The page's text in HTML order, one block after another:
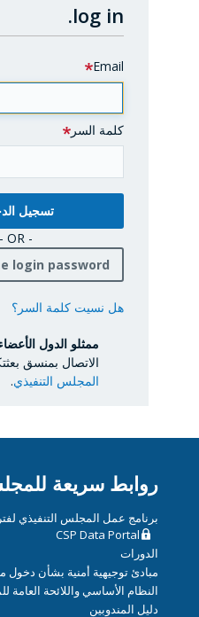
log in.
Email
كلمة السر
- OR -
login password
هل نسيت كلمة السر؟
ممثلو الدول
الاتصال بمنسق
المجلس التنفيذي.
روابط سريعة
برنامج عمل المجلس التنفيذي لفترة
CSP Data Portal
الدورات
مبادئ توجيهية أمنية بشأن دخول
النظام الأساسي واللائحة العامة
دليل المندوبين